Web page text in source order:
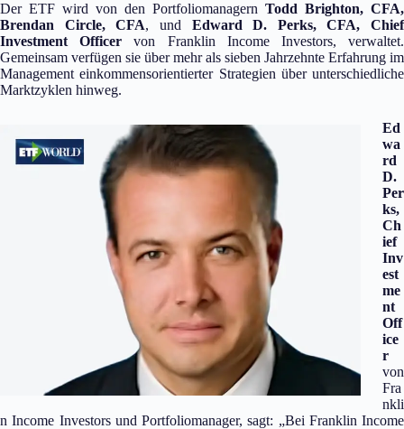
Der ETF wird von den Portfoliomanagern Todd Brighton, CFA,
Brendan Circle, CFA, und Edward D. Perks, CFA, Chief
Investment Officer von Franklin Income Investors, verwaltet.
Gemeinsam verfügen sie über mehr als sieben Jahrzehnte Erfahrung im
Management einkommensorientierter Strategien über unterschiedliche
Marktzyklen hinweg.
Ed
wa
rd
D.
Per
ks,
Ch
ief
Inv
est
me
nt
Off
ice
r
von
Fra
nkli
n Income Investors und Portfoliomanager, sagt: „Bei Franklin Income